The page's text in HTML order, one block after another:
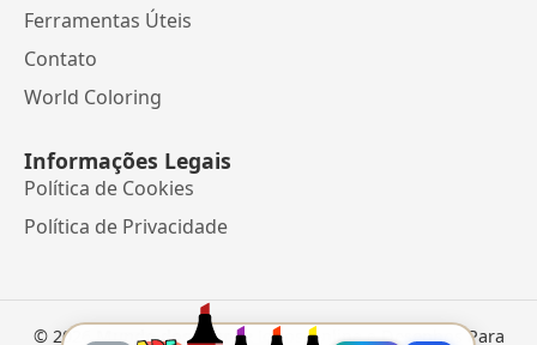
Ferramentas Úteis
Contato
World Coloring
Informações Legais
Política de Cookies
Política de Privacidade
© 2026 Mundo dos Jogos• Jogos Online e Desenhos Para